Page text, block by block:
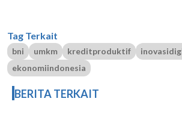
Tag Terkait
bni umkm kreditproduktif
ekonomiindonesia
BERITA TERKAIT